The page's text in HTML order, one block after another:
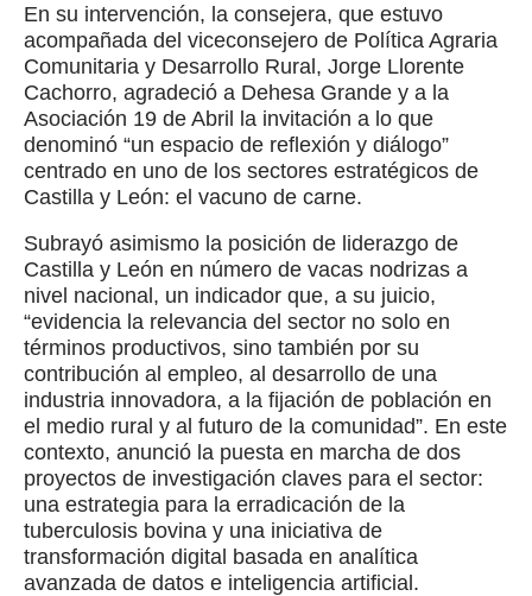
En su intervención, la consejera, que estuvo
acompañada del viceconsejero de Política Agraria
Comunitaria y Desarrollo Rural, Jorge Llorente
Cachorro, agradeció a Dehesa Grande y a la
Asociación 19 de Abril la invitación a lo que
denominó “un espacio de reflexión y diálogo”
centrado en uno de los sectores estratégicos de
Castilla y León: el vacuno de carne.
Subrayó asimismo la posición de liderazgo de
Castilla y León en número de vacas nodrizas a
nivel nacional, un indicador que, a su juicio,
“evidencia la relevancia del sector no solo en
términos productivos, sino también por su
contribución al empleo, al desarrollo de una
industria innovadora, a la fijación de población en
el medio rural y al futuro de la comunidad”. En este
contexto, anunció la puesta en marcha de dos
proyectos de investigación claves para el sector:
una estrategia para la erradicación de la
tuberculosis bovina y una iniciativa de
transformación digital basada en analítica
avanzada de datos e inteligencia artificial.